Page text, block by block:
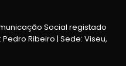
Social registado
Pedro Ribeiro | Sede: Viseu,